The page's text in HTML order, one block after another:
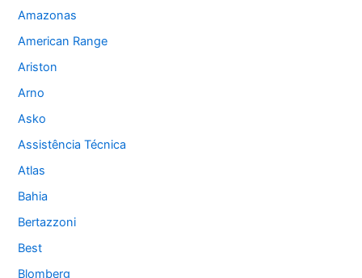
Amazonas
American Range
Ariston
Arno
Asko
Assistência Técnica
Atlas
Bahia
Bertazzoni
Best
Blomberg